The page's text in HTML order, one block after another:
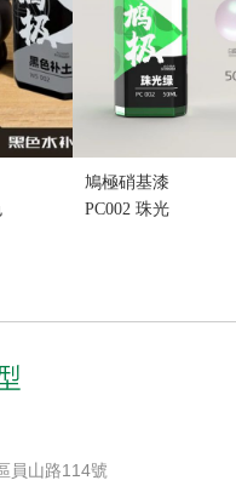
鳩極硝基漆
PC002 珠光
員山路114號